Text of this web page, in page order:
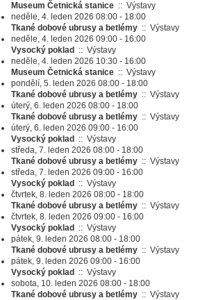
Museum Četnická stanice :: Výstavy
neděle, 4. leden 2026 08:00 - 18:00
Tkané dobové ubrusy a betlémy :: Výstavy
neděle, 4. leden 2026 09:00 - 16:00
Vysocký poklad
:: Výstavy
neděle, 4. leden 2026 10:30 - 16:00
Museum Četnická stanice :: Výstavy
pondělí, 5. leden 2026 08:00 - 18:00
Tkané dobové ubrusy a betlémy :: Výstavy
úterý, 6. leden 2026 08:00 - 18:00
Tkané dobové ubrusy a betlémy :: Výstavy
úterý, 6. leden 2026 09:00 - 16:00
Vysocký poklad
:: Výstavy
středa, 7. leden 2026 08:00 - 18:00
Tkané dobové ubrusy a betlémy :: Výstavy
středa, 7. leden 2026 09:00 - 16:00
Vysocký poklad
:: Výstavy
čtvrtek, 8. leden 2026 08:00 - 18:00
Tkané dobové ubrusy a betlémy :: Výstavy
čtvrtek, 8. leden 2026 09:00 - 16:00
Vysocký poklad
:: Výstavy
pátek, 9. leden 2026 08:00 - 18:00
Tkané dobové ubrusy a betlémy :: Výstavy
pátek, 9. leden 2026 09:00 - 16:00
Vysocký poklad
:: Výstavy
sobota, 10. leden 2026 08:00 - 18:00
Tkané dobové ubrusy a betlémy :: Výstavy